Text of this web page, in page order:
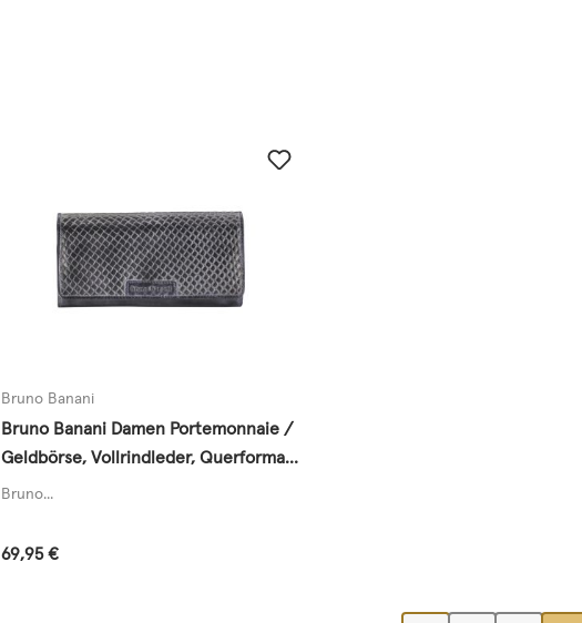
Bruno Banani
Bruno Banani Damen Portemonnaie /
Geldbörse, Vollrindleder, Querformat,
blau
Bruno...
Regulärer Preis:
69,95 €